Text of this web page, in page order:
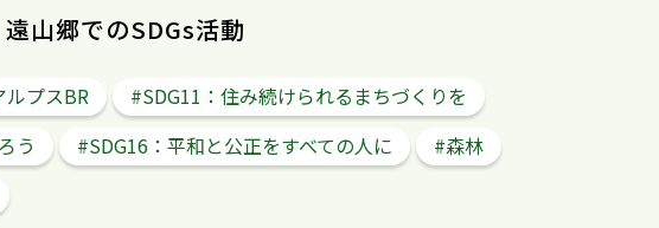
山郷でのSDGs活動
ルプスBR
#SDG11：住み続けられるまちづくりを
う
#SDG16：平和と公正をすべての人に
#森林